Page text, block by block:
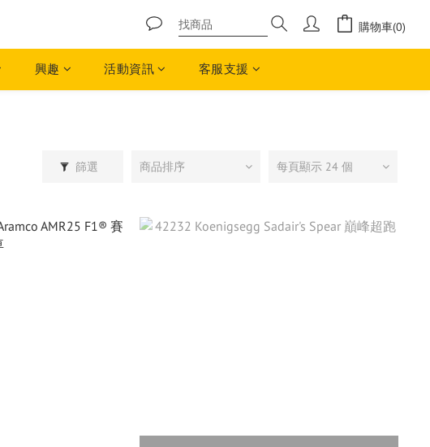
購物車(0)
興趣 活動資訊 客服支援
篩選 商品排序 每頁顯示 24 個